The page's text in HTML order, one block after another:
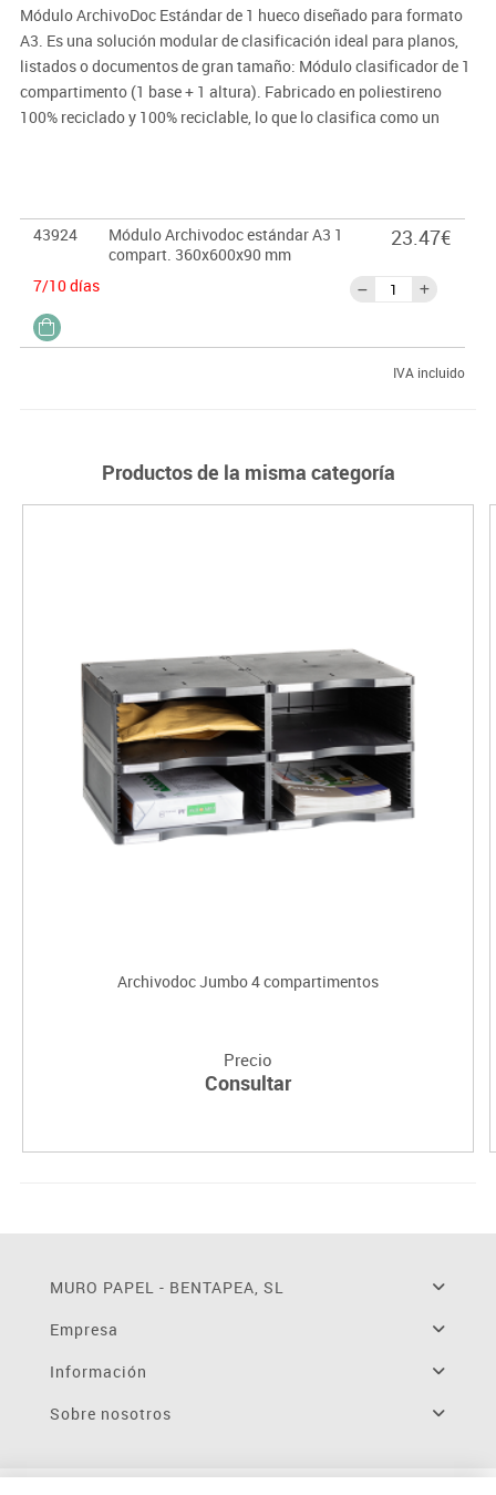
Módulo ArchivoDoc Estándar de 1 hueco diseñado para formato
A3. Es una solución modular de clasificación ideal para planos,
listados o documentos de gran tamaño: Módulo clasificador de 1
compartimento (1 base + 1 altura). Fabricado en poliestireno
100% reciclado y 100% reciclable, lo que lo clasifica como un
Color: Negro
Medidas exteriores: 60x36x9 cm (ancho x profundo x alto).
43924
Módulo Archivodoc estándar A3 1
compart. 360x600x90 mm
7/10 días
23.47€
IVA incluido
Productos de la misma categoría
Archivodoc Jumbo 4 compartimentos
Precio
Consultar
MURO PAPEL - BENTAPEA, SL
Empresa
Información
Sobre nosotros